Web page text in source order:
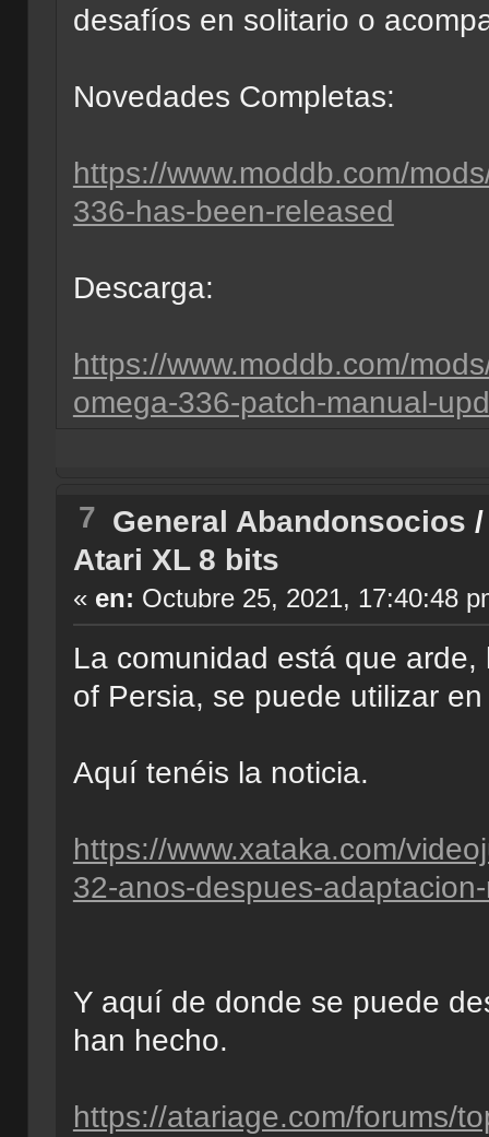
desafíos en solitario o
Novedades Completas:
https://www.moddb.com/
336-has-been-released
Descarga:
https://www.moddb.com/
omega-336-patch-manual-
7 General Abandonsocios
Atari XL 8 bits
« en: Octubre 25, 2021, 17:40:48
La comunidad está que
of Persia, se puede utilizar
Aquí tenéis la noticia.
https://www.xataka.com/
32-anos-despues-
Y aquí de donde se puede
han hecho.
https://atariage.com/forums/